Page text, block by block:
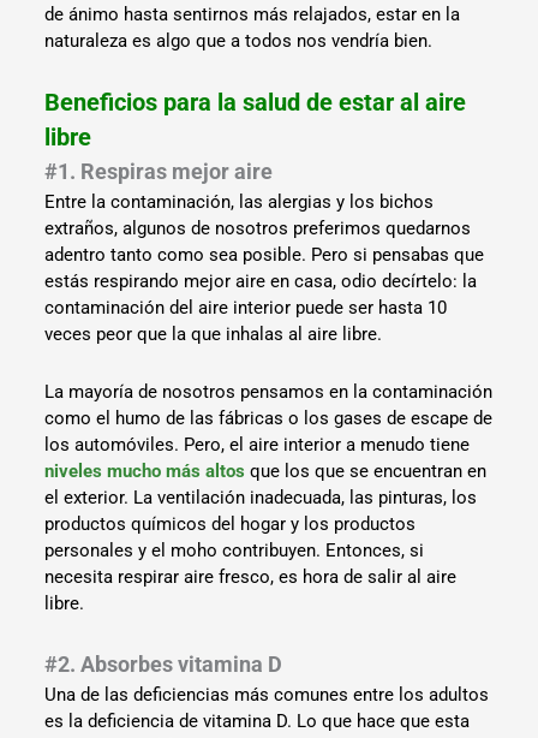
de ánimo hasta sentirnos más relajados, estar en la
naturaleza es algo que a todos nos vendría bien.
Beneficios para la salud de estar al aire
libre
#1. Respiras mejor aire
Entre la contaminación, las alergias y los bichos
extraños, algunos de nosotros preferimos quedarnos
adentro tanto como sea posible. Pero si pensabas que
estás respirando mejor aire en casa, odio decírtelo: la
contaminación del aire interior puede ser hasta 10
veces peor que la que inhalas al aire libre.
La mayoría de nosotros pensamos en la contaminación
como el humo de las fábricas o los gases de escape de
los automóviles. Pero, el aire interior a menudo tiene
niveles mucho más altos que los que se encuentran en
el exterior. La ventilación inadecuada, las pinturas, los
productos químicos del hogar y los productos
personales y el moho contribuyen. Entonces, si
necesita respirar aire fresco, es hora de salir al aire
libre.
#2. Absorbes vitamina D
Una de las deficiencias más comunes entre los adultos
es la deficiencia de vitamina D. Lo que hace que esta